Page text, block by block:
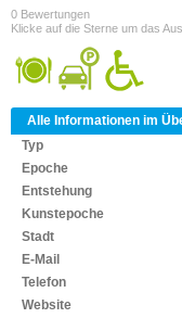
0 Bewertungen
Klicke auf die Sterne um das
Alle Informationen im
Typ
Epoche
Entstehung
Kunstepoche
Stadt
E-Mail
Telefon
Website